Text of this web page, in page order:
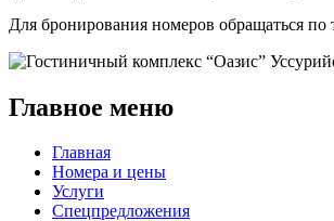
Для бронирования номеров обращаться
Главное меню
Главная
Номера и цены
Услуги
Спецпредложения